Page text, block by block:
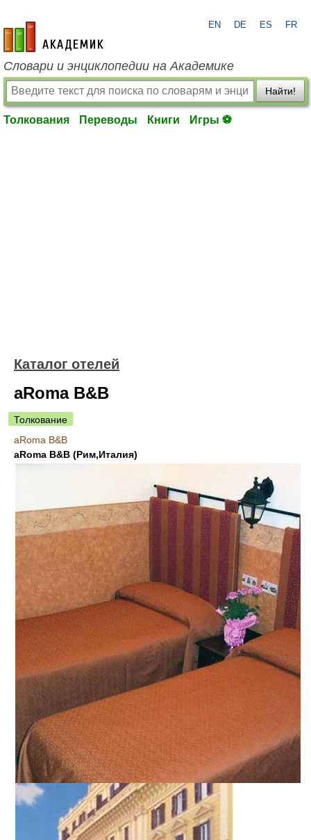
academic.ru
EN DE ES FR
Словари и энциклопедии на Академике
Найти!
Толкования Переводы Книги Игры ⚽
Каталог отелей
aRoma B&B
Толкование
aRoma B&B
aRoma B&B (Рим,Италия)